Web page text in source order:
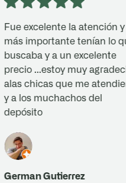
excelente la atención y lo
importante tenían lo que
y a un excelente
...estoy muy agradecido
chicas que me atendieron
los muchachos del
Gutierrez